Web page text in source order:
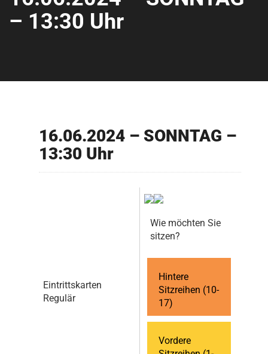
– 13:30 Uhr
16.06.2024 – SONNTAG –
13:30 Uhr
Eintrittskarten
Regulär
Wie möchten Sie
sitzen?
Hintere
Sitzreihen (10-
17)
Vordere